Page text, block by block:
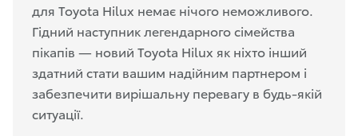
для Toyota Hilux немає нічого неможливого.
Гідний наступник легендарного сімейства
пікапів — новий Toyota Hilux як ніхто інший
здатний стати вашим надійним партнером і
забезпечити вирішальну перевагу в будь-якій
ситуації.